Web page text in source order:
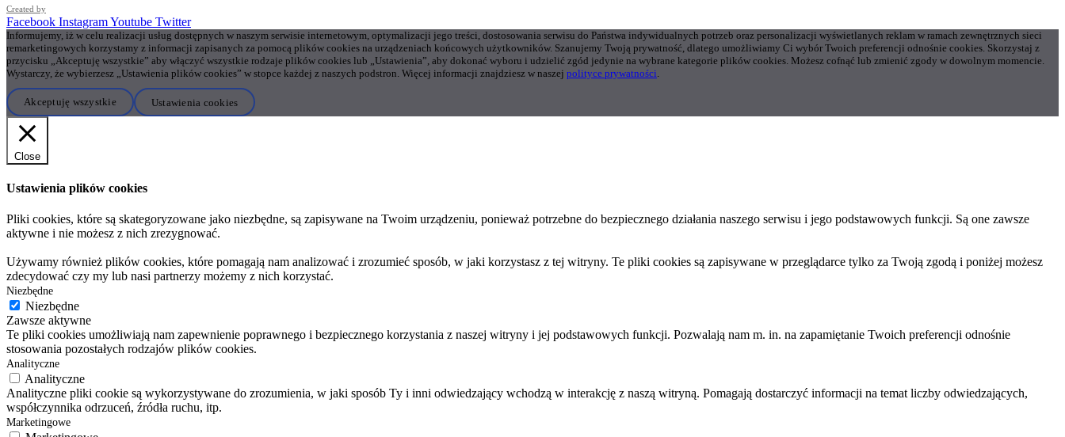
Created by
Facebook InstagramYoutube Twitter
Informujemy, iż w celu realizacji usług dostępnych w naszym serwisie internetowym, optymalizacji jego treści, dostosowania serwisu do Państwa indywidualnych potrzeb oraz personalizacji wyświetlanych reklam w ramach zewnętrznych sieci
remarketingowych korzystamy z informacji zapisanych za pomocą plików cookies na urządzeniach końcowych użytkowników. Szanujemy Twoją prywatność, dlatego umożliwiamy Ci wybór Twoich preferencji odnośnie cookies. Skorzystaj z
przycisku „Akceptuję wszystkie” aby włączyć wszystkie rodzaje plików cookies lub „Ustawienia”, aby dokonać wyboru i udzielić zgód jedynie na wybrane kategorie plików cookies. Możesz cofnąć lub zmienić zgody w dowolnym momencie.
Wystarczy, że wybierzesz „Ustawienia plików cookies” w stopce każdej z naszych podstron. Więcej informacji znajdziesz w naszej polityce prywatności
Akceptuję wszystkie Ustawienia cookies
Close
Ustawienia plików cookies
Pliki cookies, które są skategoryzowane jako niezbędne, są zapisywane na Twoim urządzeniu, ponieważ potrzebne do bezpiecznego działania naszego serwisu i jego podstawowych funkcji. Są one zawsze
aktywne i nie możesz z nich zrezygnować.
Używamy również plików cookies, które pomagają nam analizować i zrozumieć sposób, w jaki korzystasz z tej witryny. Te pliki cookies są zapisywane w przeglądarce tylko za Twoją zgodą i poniżej możesz
zdecydować czy my lub nasi partnerzy możemy z nich korzystać.
Niezbędne
Niezbędne
Zawsze aktywne
Te pliki cookies umożliwiają nam zapewnienie poprawnego i bezpiecznego korzystania z naszej witryny i jej podstawowych funkcji. Pozwalają nam m. in. na zapamiętanie Twoich preferencji odnośnie
stosowania pozostałych rodzajów plików cookies.
Analityczne
Analityczne
Analityczne pliki cookie są wykorzystywane do zrozumienia, w jaki sposób Ty i inni odwiedzający wchodzą w interakcję z naszą witryną. Pomagają dostarczyć informacji na temat liczby odwiedzających,
współczynnika odrzuceń, źródła ruchu, itp.
Marketingowe